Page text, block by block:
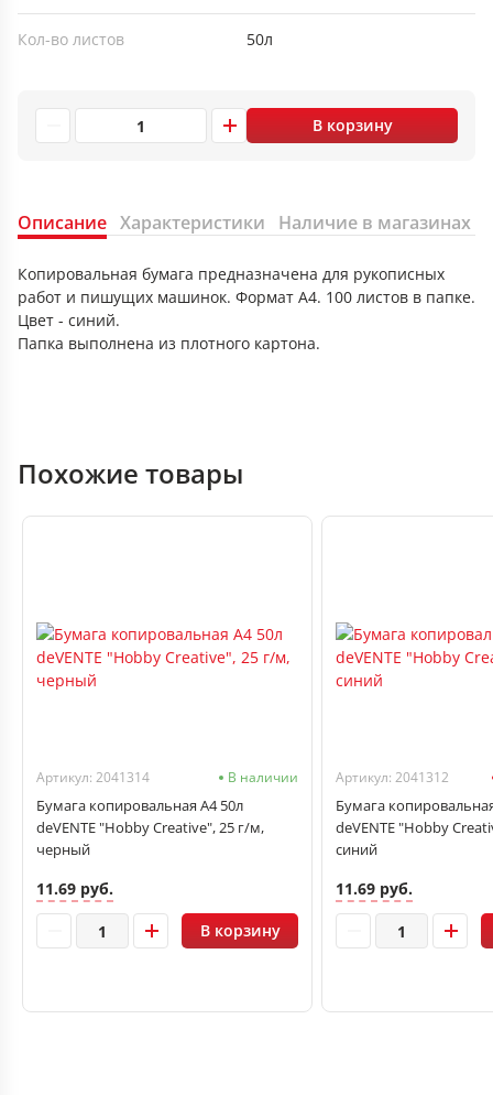
Кол-во листов 50л
В корзину
Описание Характеристики Наличие в магазинах
Копировальная бумага предназначена для рукописных
работ и пишущих машинок. Формат А4. 100 листов в папке.
Цвет - синий.
Папка выполнена из плотного картона.
Похожие товары
Артикул: 2041314 В наличии
Бумага копировальная А4 50л
deVENTE "Hobby Creative", 25 г/м,
черный
11.69 руб.
В корзину
Артикул: 2041312
Бумага
deVENTE "Hobby
синий
11.69 руб.